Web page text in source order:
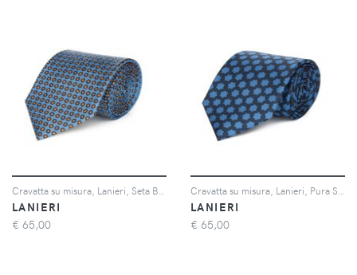
LANIERI
€ 65,00
LANIERI
€ 65,00